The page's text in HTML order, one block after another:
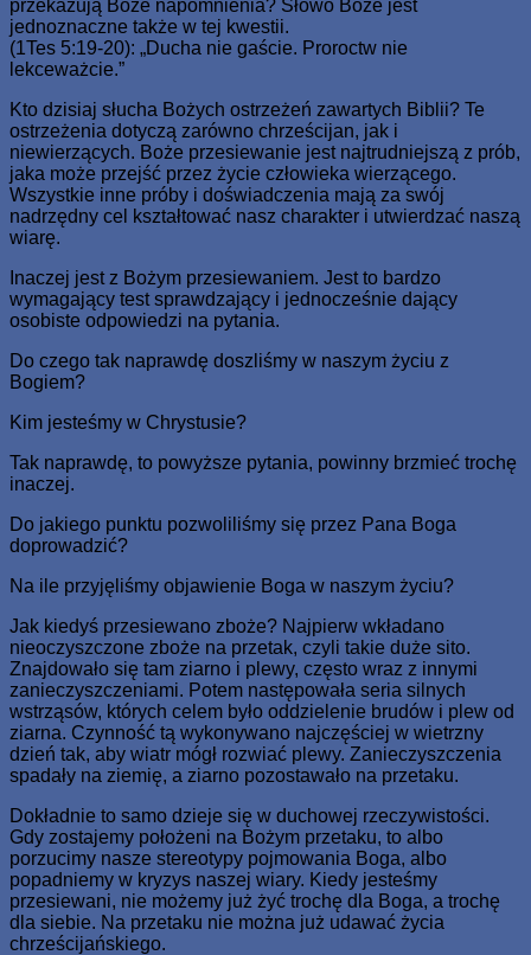
przekazują Boże napomnienia? Słowo Boże jest
jednoznaczne także w tej kwestii.
(1Tes 5:19-20): „Ducha nie gaście. Proroctw nie
lekceważcie.”
Kto dzisiaj słucha Bożych ostrzeżeń zawartych Biblii? Te
ostrzeżenia dotyczą zarówno chrześcijan, jak i
niewierzących. Boże przesiewanie jest najtrudniejszą z prób,
jaka może przejść przez życie człowieka wierzącego.
Wszystkie inne próby i doświadczenia mają za swój
nadrzędny cel kształtować nasz charakter i utwierdzać naszą
wiarę.
Inaczej jest z Bożym przesiewaniem. Jest to bardzo
wymagający test sprawdzający i jednocześnie dający
osobiste odpowiedzi na pytania.
Do czego tak naprawdę doszliśmy w naszym życiu z
Bogiem?
Kim jesteśmy w Chrystusie?
Tak naprawdę, to powyższe pytania, powinny brzmieć trochę
inaczej.
Do jakiego punktu pozwoliliśmy się przez Pana Boga
doprowadzić?
Na ile przyjęliśmy objawienie Boga w naszym życiu?
Jak kiedyś przesiewano zboże? Najpierw wkładano
nieoczyszczone zboże na przetak, czyli takie duże sito.
Znajdowało się tam ziarno i plewy, często wraz z innymi
zanieczyszczeniami. Potem następowała seria silnych
wstrząsów, których celem było oddzielenie brudów i plew od
ziarna. Czynność tą wykonywano najczęściej w wietrzny
dzień tak, aby wiatr mógł rozwiać plewy. Zanieczyszczenia
spadały na ziemię, a ziarno pozostawało na przetaku.
Dokładnie to samo dzieje się w duchowej rzeczywistości.
Gdy zostajemy położeni na Bożym przetaku, to albo
porzucimy nasze stereotypy pojmowania Boga, albo
popadniemy w kryzys naszej wiary. Kiedy jesteśmy
przesiewani, nie możemy już żyć trochę dla Boga, a trochę
dla siebie. Na przetaku nie można już udawać życia
chrześcijańskiego.